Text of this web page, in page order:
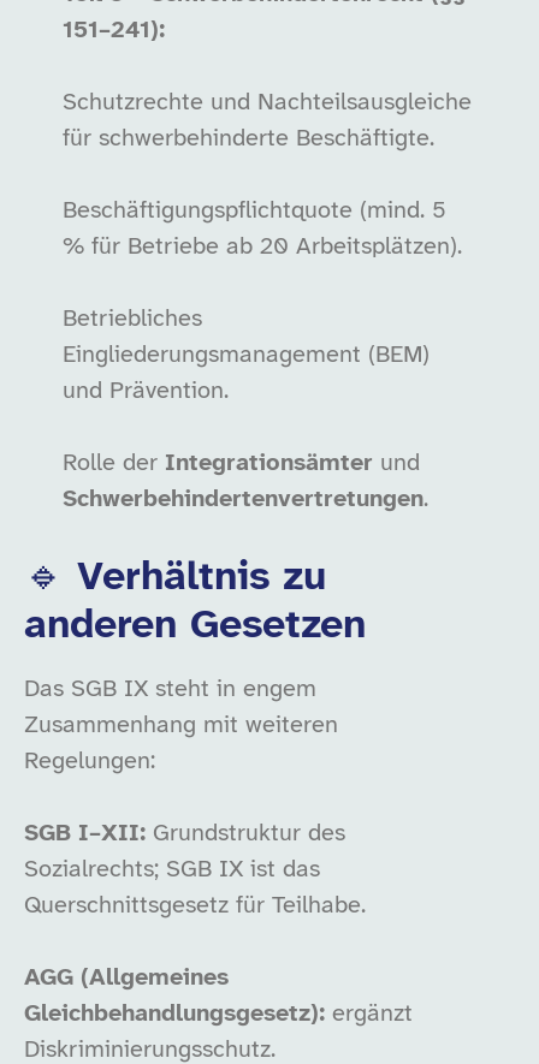
151–241):
Schutzrechte und Nachteilsausgleiche
für schwerbehinderte Beschäftigte.
Beschäftigungspflichtquote (mind. 5
% für Betriebe ab 20 Arbeitsplätzen).
Betriebliches
Eingliederungsmanagement (BEM)
und Prävention.
Rolle der Integrationsämter und
Schwerbehindertenvertretungen.
🔹 Verhältnis zu
anderen Gesetzen
Das SGB IX steht in engem
Zusammenhang mit weiteren
Regelungen:
SGB I–XII: Grundstruktur des
Sozialrechts; SGB IX ist das
Querschnittsgesetz für Teilhabe.
AGG (Allgemeines
Gleichbehandlungsgesetz): ergänzt
Diskriminierungsschutz.